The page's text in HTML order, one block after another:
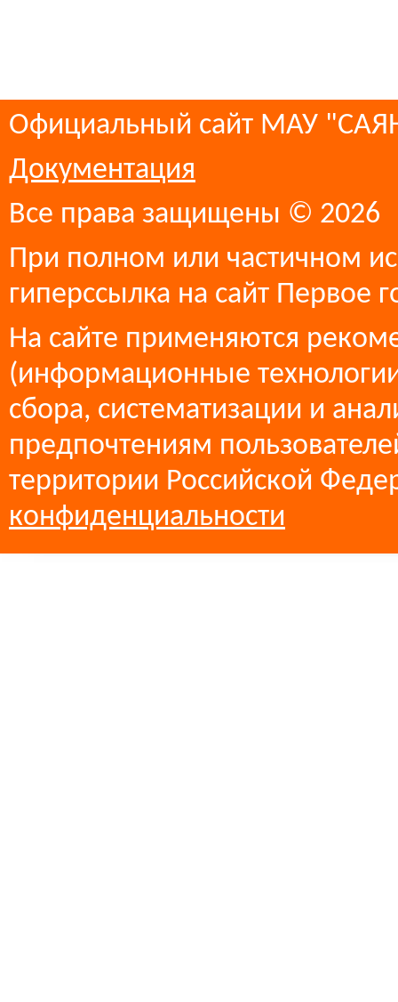
Официальный сайт МАУ
Документация
Все права защищены © 2026
При полном или частичном
гиперссылка на сайт Первое
На сайте применяются
(информационные
сбора, систематизации и
предпочтениям
территории Российской
конфиденциальности